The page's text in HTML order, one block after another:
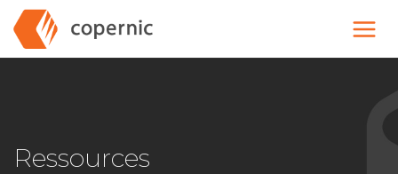
Skip
content
Ressources